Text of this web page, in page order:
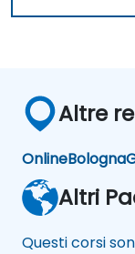
Altre
OnlineBologna
Altri
Questi corsi